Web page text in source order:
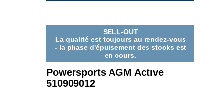
SELL-OUT
La qualité est toujours au rendez-vous
- la phase d'épuisement des stocks est
en cours.
Powersports AGM Active
510909012